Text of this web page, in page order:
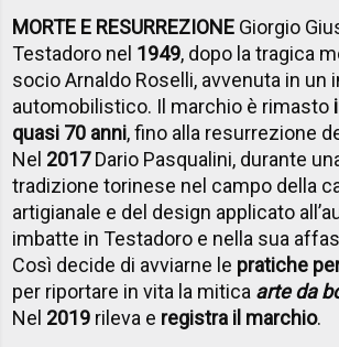
MORTE E RESURREZIONE Giorgio
Testadoro nel 1949, dopo la tragica
socio Arnaldo Roselli, avvenuta in un
automobilistico. Il marchio è rimasto
quasi 70 anni, fino alla resurrezione
Nel 2017Dario Pasqualini, durante
tradizione torinese nel campo della
artigianale e del design applicato
imbatte in Testadoro e nella sua
Così decide di avviarne le pratiche
per riportare in vita la mitica arte da
Nel 2019 rileva e registra il marchio.